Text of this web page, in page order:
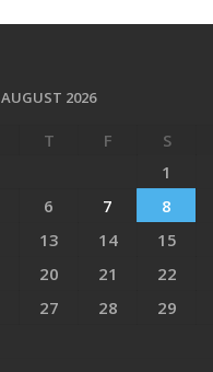
AUGUST 2026
T F S
1
6 7 8
13 14 15
20 21 22
27 28 29